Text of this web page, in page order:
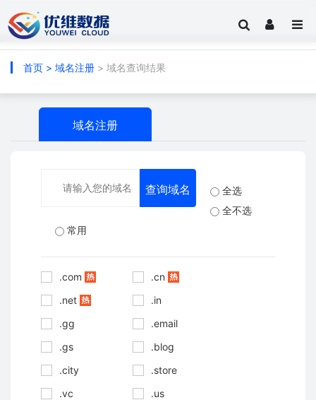
首页 > 域名注册 > 域名查询结果
域名注册
全选
全不选
常用
.com
.cn
.net
.in
.gg
.email
.gs
.blog
.city
.store
.vc
.us